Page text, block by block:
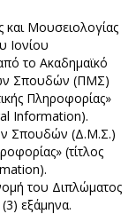
και Μουσειολογίας
Ιονίου
το Ακαδημαϊκό
Σπουδών (ΠΜΣ)
Πληροφορίας»
Information).
Σπουδών (Δ.Μ.Σ.)
(τίτλος
του Διπλώματος
εξάμηνα.